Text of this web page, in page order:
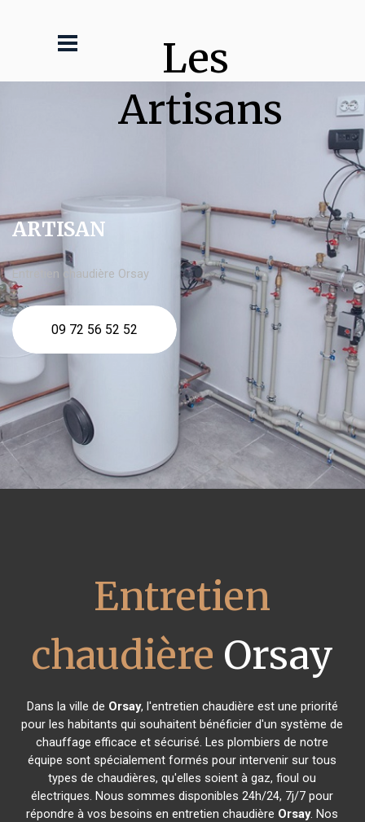
Les
Artisans
ARTISAN
Entretien chaudière Orsay
09 72 56 52 52
Entretien
chaudière Orsay
Dans la ville de Orsay, l'entretien chaudière est une priorité
pour les habitants qui souhaitent bénéficier d'un système de
chauffage efficace et sécurisé. Les plombiers de notre
équipe sont spécialement formés pour intervenir sur tous
types de chaudières, qu'elles soient à gaz, fioul ou
électriques. Nous sommes disponibles 24h/24, 7j/7 pour
répondre à vos besoins en entretien chaudière Orsay. Nos